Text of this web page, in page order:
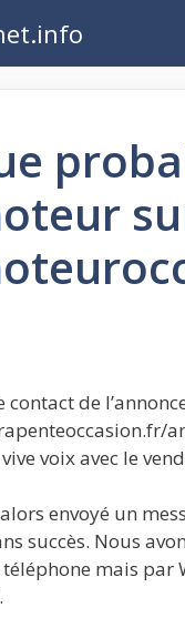
de
voix avec le
envoyé un
succès. Nous
mais par